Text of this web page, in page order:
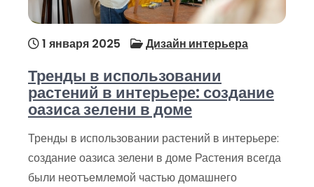
1 января 2025 Дизайн интерьера
Тренды в использовании
растений в интерьере: создание
оазиса зелени в доме
Тренды в использовании растений в интерьере:
создание оазиса зелени в доме Растения всегда
были неотъемлемой частью домашнего